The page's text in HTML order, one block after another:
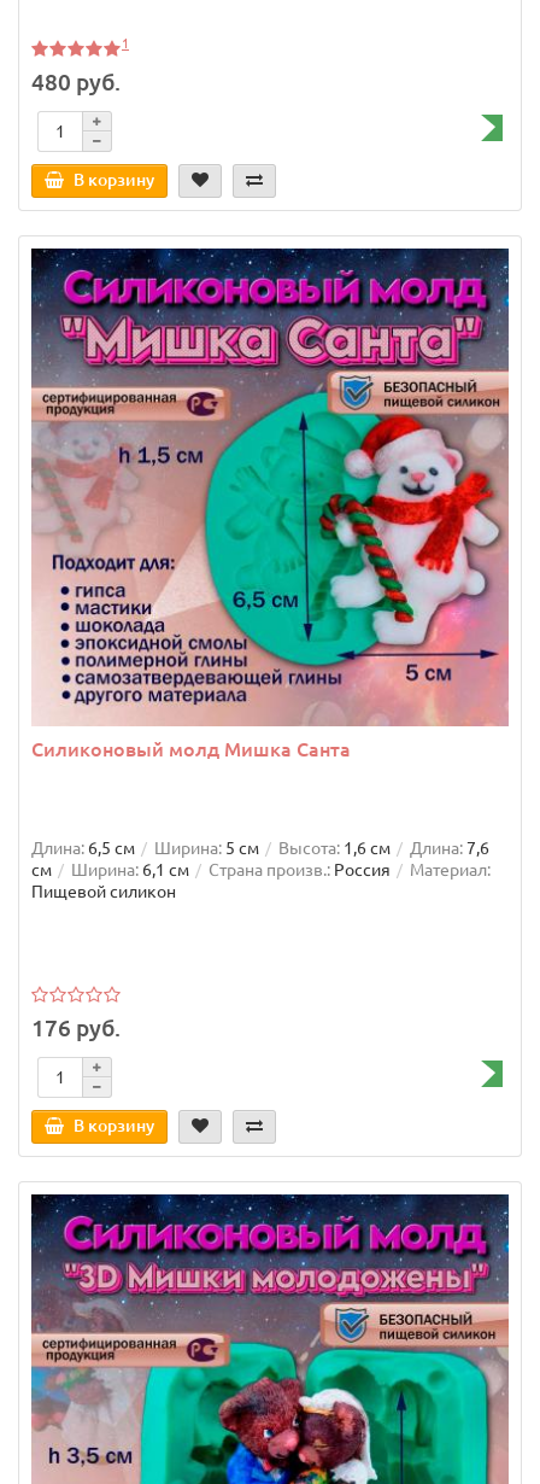
1
480 руб.
В корзину
Силиконовый молд Мишка Санта
Длина: 6,5 см Ширина: 5 см Высота: 1,6 см Длина:7,6
см
Ширина: 6,1 см Страна произв.: Россия
Материал:
Пищевой силикон
176 руб.
В корзину